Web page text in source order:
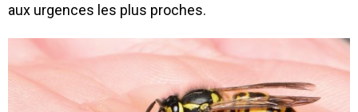
aux urgences les plus proches.